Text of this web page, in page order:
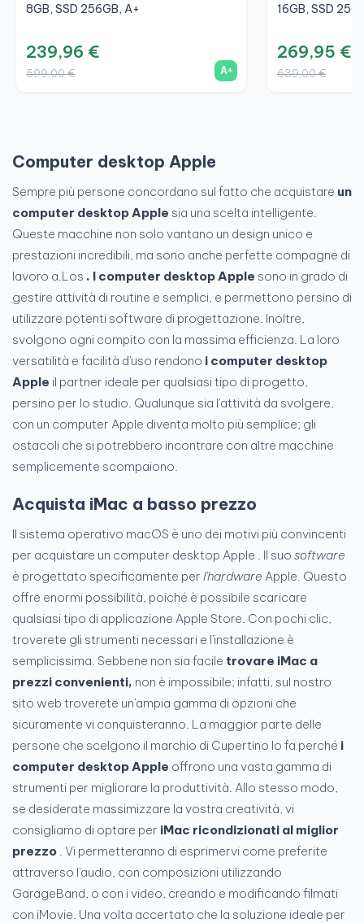
8GB, SSD 256GB, A+
239,96 €
599,00 € A+
16GB, SSD
269,95 €
639,00 €
Computer desktop Apple
Sempre più persone concordano sul fatto che acquistare un
computer desktop Apple sia una scelta intelligente.
Queste macchine non solo vantano un design unico e
prestazioni incredibili, ma sono anche perfette compagne di
lavoro a.Los . I computer desktop Apple sono in grado di
gestire attività di routine e semplici, e permettono persino di
utilizzare potenti software di progettazione. Inoltre,
svolgono ogni compito con la massima efficienza. La loro
versatilità e facilità d'uso rendono i computer desktop
Apple il partner ideale per qualsiasi tipo di progetto,
persino per lo studio. Qualunque sia l'attività da svolgere,
con un computer Apple diventa molto più semplice; gli
ostacoli che si potrebbero incontrare con altre macchine
semplicemente scompaiono.
Acquista iMac a basso prezzo
Il sistema operativo macOS è uno dei motivi più convincenti
per acquistare un computer desktop Apple . Il suo software
è progettato specificamente per l'hardware Apple. Questo
offre enormi possibilità, poiché è possibile scaricare
qualsiasi tipo di applicazione Apple Store. Con pochi clic,
troverete gli strumenti necessari e l'installazione è
semplicissima. Sebbene non sia facile trovare iMac a
prezzi convenienti, non è impossibile; infatti, sul nostro
sito web troverete un'ampia gamma di opzioni che
sicuramente vi conquisteranno. La maggior parte delle
persone che scelgono il marchio di Cupertino lo fa perché i
computer desktop Apple offrono una vasta gamma di
strumenti per migliorare la produttività. Allo stesso modo,
se desiderate massimizzare la vostra creatività, vi
consigliamo di optare per iMac ricondizionati al miglior
prezzo . Vi permetteranno di esprimervi come preferite
attraverso l'audio, con composizioni utilizzando
GarageBand, o con i video, creando e modificando filmati
con iMovie. Una volta accertato che la soluzione ideale per